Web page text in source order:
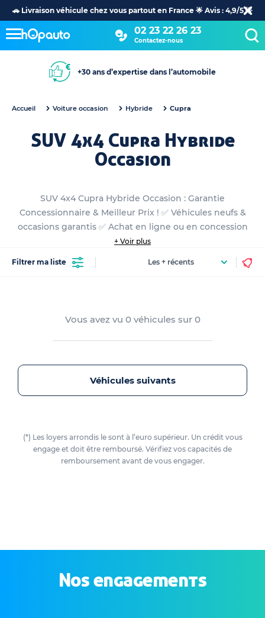
🚗 Livraison véhicule chez vous partout en France 🌟 Avis : 4,9/5 🌟
02 23 22 26 23
Contactez-nous
+30 ans d’expertise dans l’automobile
Accueil Voiture occasion Hybride Cupra
SUV 4x4 Cupra Hybride
Occasion
SUV 4x4 Cupra Hybride Occasion : Garantie
Concessionnaire & Meilleur Prix ! ✅ Véhicules neufs &
occasions garantis ✅ Achat en ligne ou en concession
+ Voir plus
Filtrer ma liste
Vous avez vu 0 véhicules sur 0
Véhicules suivants
(*) Les loyers arrondis le sont à l’euro supérieur. Un crédit vous
engage et doit être remboursé. Vérifiez vos capacités de
remboursement avant de vous engager.
Nos engagements